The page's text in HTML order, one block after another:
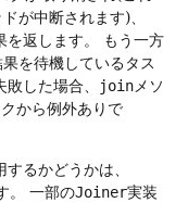
が中断されます)、
返します。
もう一方
を待機しているタス
した場合、 join メソ
から例外ありで
るかどうかは、
一部のJoiner実装